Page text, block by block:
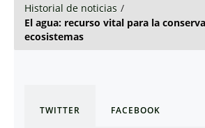
Historial de noticias /
El agua: recurso vital para la
ecosistemas
TWITTER FACEBOOK